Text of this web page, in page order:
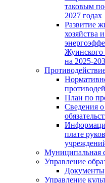
таковым
2027 годах
Развитие
хозяйства
Жуинского
на 2025-
План по
Сведения
плате
Муниципальная
Управление
Документы
Управление